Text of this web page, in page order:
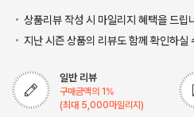
상품리뷰 작성 시 마일리지 혜택을 드립
지난 시즌 상품의 리뷰도 함께 확인하실
일반 리뷰
구매금액의 1%
(최대 5,000마일리지)